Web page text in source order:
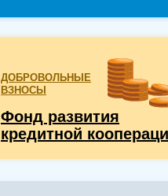
Фонд развития
кредитной
ДОБРОВОЛЬНЫЕ
ВЗНОСЫ